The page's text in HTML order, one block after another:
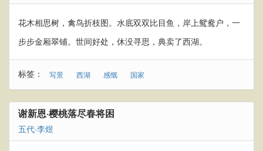
花木相思树，禽鸟折枝图。水底双双比目鱼，岸上鸳鸯户，一
步步金厢翠铺。世间好处，休没寻思，典卖了西湖。
标签： 写景 西湖 感慨 国家
谢新恩·樱桃落尽春将困
五代·李煜